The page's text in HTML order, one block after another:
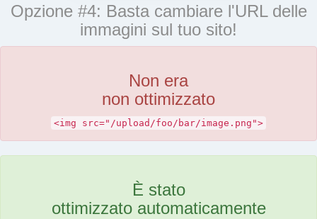
Opzione #4: Basta cambiare l'URL delle
immagini sul tuo sito!
Non era
non ottimizzato
<img src="/upload/foo/bar/image.png">
È stato
ottimizzato automaticamente